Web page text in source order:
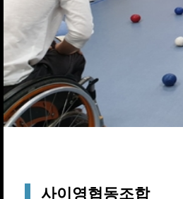
사이영협동조합